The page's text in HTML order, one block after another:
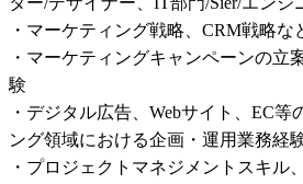
・マーケティング戦略、CRM戦略な
・マーケティングキャンペーンの立
験
・デジタル広告、Webサイト、EC等
ング領域における企画・運用業務経
・プロジェクトマネジメントスキル